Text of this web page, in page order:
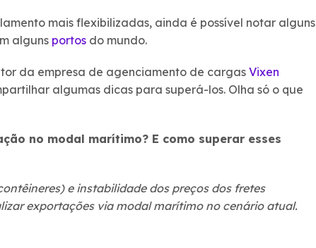
mais flexibilizadas, ainda é possível notar alguns
alguns portosdo mundo.
da empresa de agenciamento de cargas Vixen
algumas dicas para superá-los. Olha só o que
no modal marítimo? E como superar esses
e instabilidade dos preços dos fretes
exportações via modal marítimo no cenário atual.